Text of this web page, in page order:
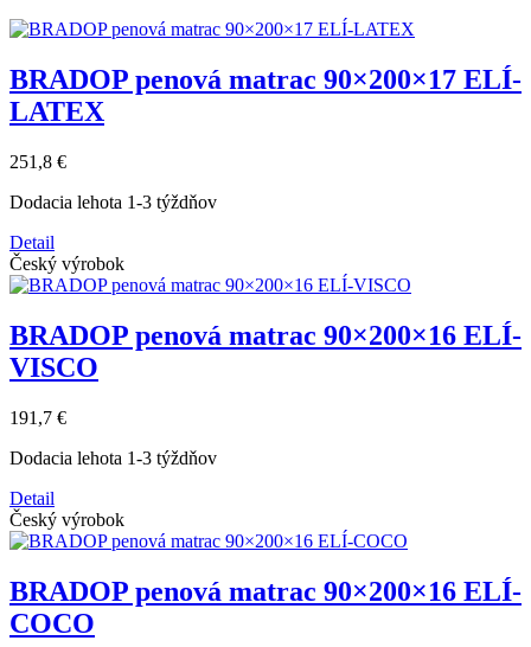
BRADOP penová matrac 90×200×17 ELÍ-
LATEX
251,8 €
Dodacia lehota 1-3 týždňov
Detail
Český výrobok
BRADOP penová matrac 90×200×16 ELÍ-
VISCO
191,7 €
Dodacia lehota 1-3 týždňov
Detail
Český výrobok
BRADOP penová matrac 90×200×16 ELÍ-
COCO